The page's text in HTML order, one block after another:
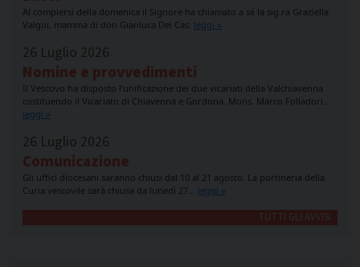
Al compiersi della domenica il Signore ha chiamato a sé la sig.ra Graziella
Valgoi, mamma di don Gianluca Dei Cas. leggi »
26 Luglio 2026
Nomine e provvedimenti
Il Vescovo ha disposto l’unificazione dei due vicariati della Valchiavenna
costituendo il Vicariato di Chiavenna e Gordona. Mons. Marco Folladori…
leggi »
26 Luglio 2026
Comunicazione
Gli uffici diocesani saranno chiusi dal 10 al 21 agosto. La portineria della
Curia vescovile sarà chiusa da lunedì 27… leggi »
TUTTI GLI AVVISI